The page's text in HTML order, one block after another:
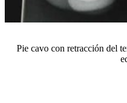
Pie cavo con retracción del